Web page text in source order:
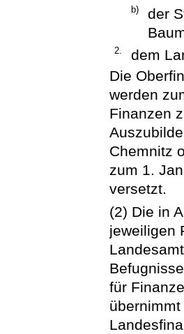
b)
der
2.
dem
Die
werden
Finanzen
Chemnitz
zum 1.
versetzt.
(2) Die in
jeweiligen
für